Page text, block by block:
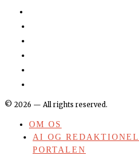
© 2026 — All rights reserved.
OM OS
AI OG
PORTALEN